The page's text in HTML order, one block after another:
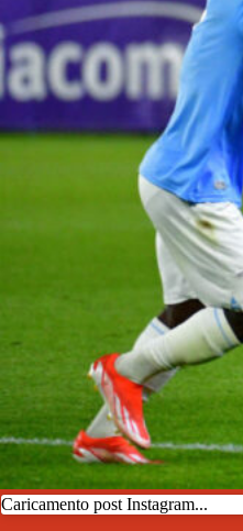
Caricamento post Instagram...